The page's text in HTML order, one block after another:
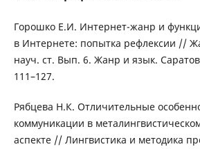
Горошко Е.И. Интернет-жанр и
в Интернете: попытка рефлексии //
науч. ст. Вып. 6. Жанр и язык.
111–127.
Рябцева Н.К. Отличительные
коммуникации в
аспекте // Лингвистика и методика